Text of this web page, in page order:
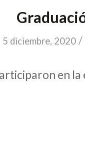
5 diciembre, 2020 /
en